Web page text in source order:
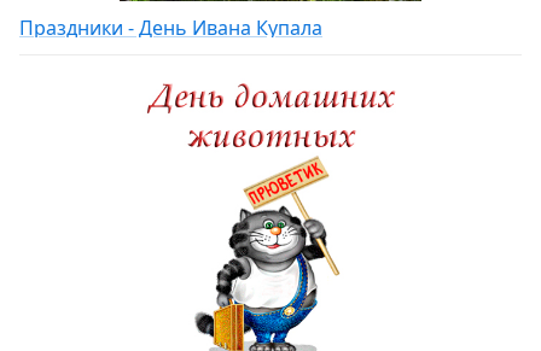
Праздники - День Ивана Купала